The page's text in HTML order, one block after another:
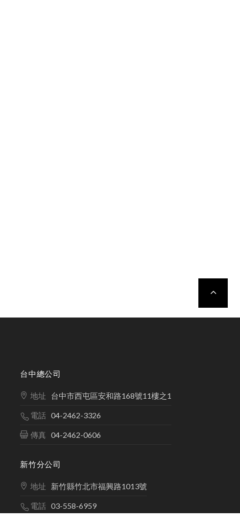
台中總公司
地址 台中市西屯區安和路168號11樓之1
電話 04-2462-3326
傳真 04-2462-0606
新竹分公司
地址 新竹縣竹北市福興路1013號
電話 03-558-6959